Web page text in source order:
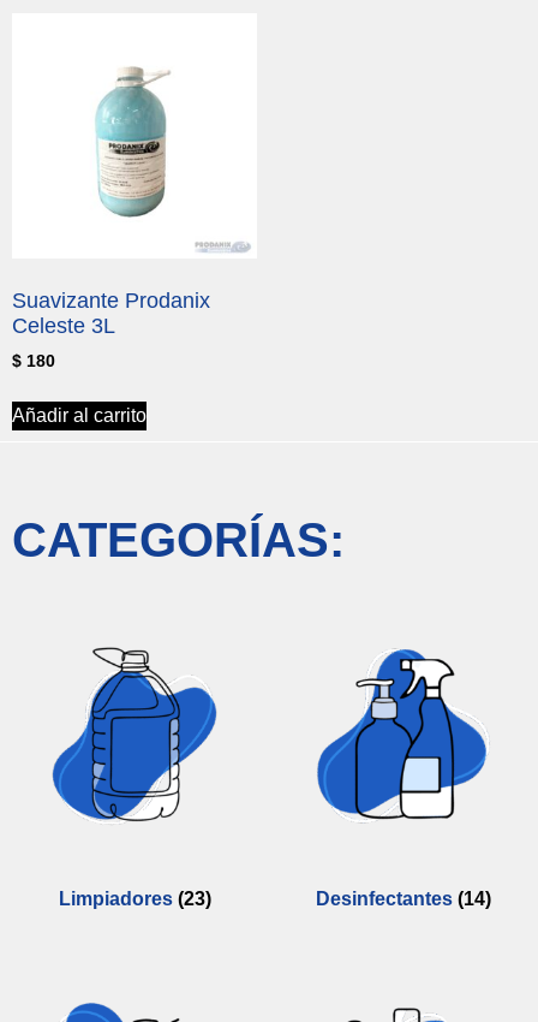
Suavizante Prodanix
Celeste 3L
$ 180
Añadir al carrito
CATEGORÍAS:
Limpiadores (23) Desinfectantes (14)